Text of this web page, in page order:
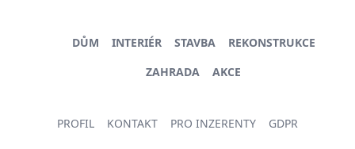
DŮM INTERIÉR STAVBA
REKONSTRUKCE
ZAHRADA
AKCE
PROFIL KONTAKT PRO INZERENTY GDPR